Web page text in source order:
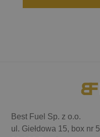
Best Fuel Sp. z o.o.
ul. Giełdowa 15, box nr 5